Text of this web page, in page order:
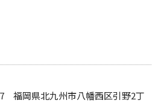
福岡県北九州市八幡西区引野2丁